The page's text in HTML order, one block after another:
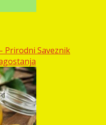
Prirodni Saveznik